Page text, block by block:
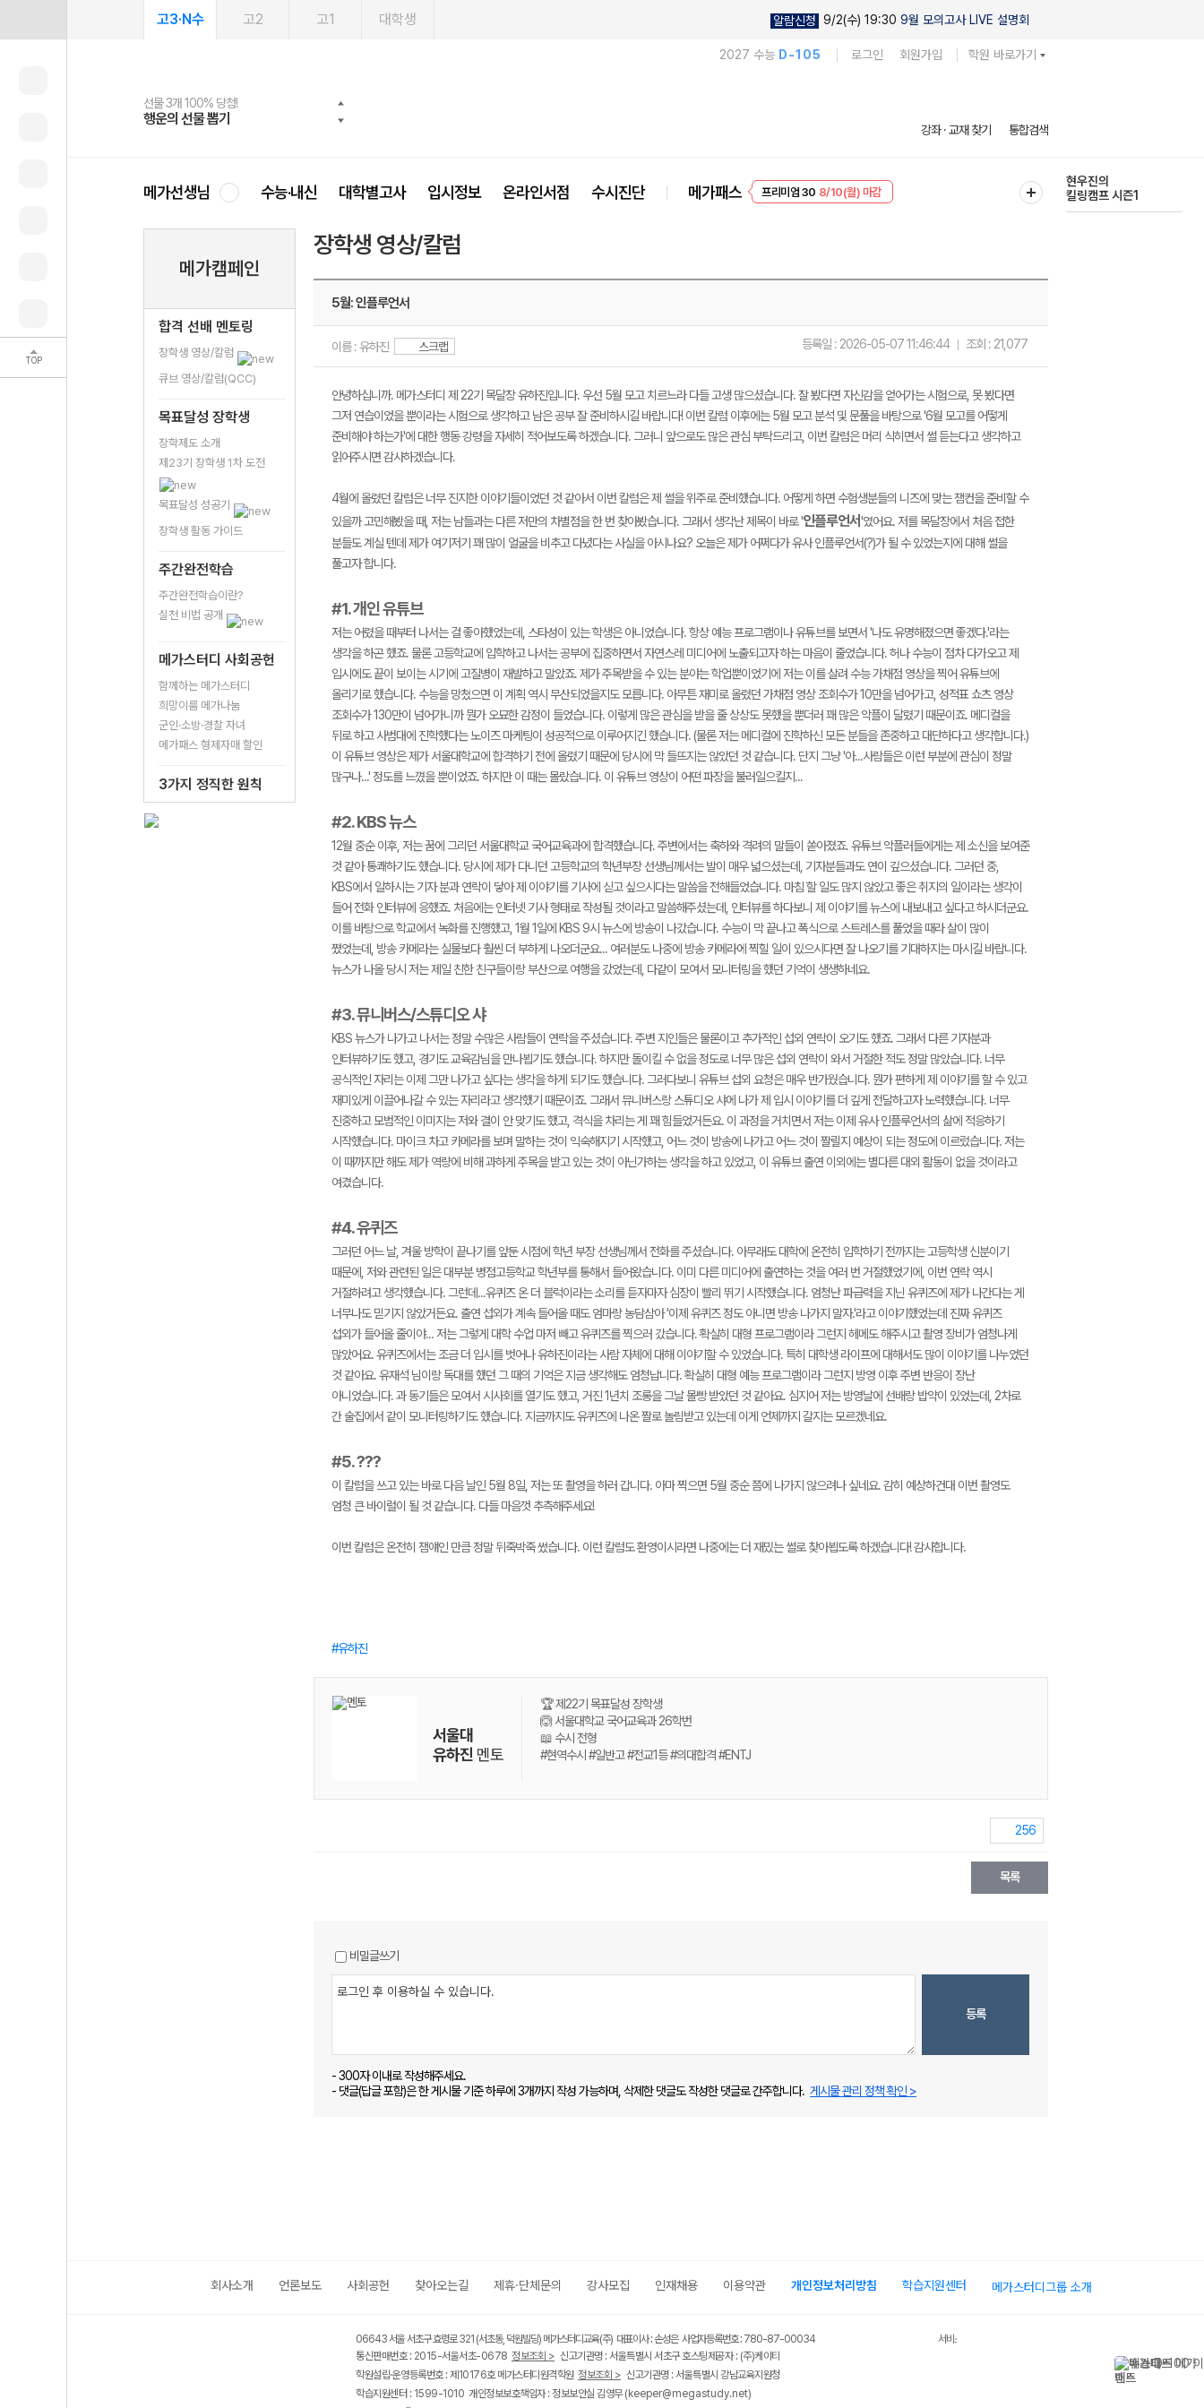
TOP
고3·N수 고2 고1 대학생 알람신청 9/2(수) 19:30 9월 모의고사 LIVE 설명회
2027 수능 D-105 로그인 회원가입 학원 바로가기
메가스터디
선물 3개 100% 당첨!
행운의 선물 뽑기
선물 100% 증정!
메가스터디 X 올리브
여름방학 스터디 캐시백
메가런 썸머스쿨
2027 러셀 단과
강사 공개선발
스마트러닝앱
설문 EVENT
메가패스
3일 무료 체험권
메가패스 수강생 무료혜택!
메가클럽 멤버십
사회공헌 캠페인
희망이룸 메가나눔
강좌 · 교재 찾기 통합검색
메가선생님 수능·내신 대학별고사 입시정보 온라인서점 수시진단 메가패스
프리미엄 30 8/10(월) 마감
현우진의
킬링캠프 시즌1
메가캠페인
합격 선배 멘토링
장학생 영상/칼럼
큐브 영상/칼럼(QCC)
목표달성 장학생
장학제도 소개
제23기 장학생 1차 도전
목표달성 성공기
장학생 활동 가이드
주간완전학습
주간완전학습이란?
실천 비법 공개
메가스터디 사회공헌
함께하는 메가스터디
희망이룸 메가나눔
군인·소방·경찰 자녀
메가패스 형제자매 할인
3가지 정직한 원칙
장학생 영상/칼럼
5월: 인플루언서
이름 : 유하진 스크랩 등록일 : 2026-05-07 11:46:44 조회 : 21,077
안녕하십니까. 메가스터디 제 22기 목달장 유하진입니다. 우선 5월 모고 치르느라 다들 고생 많으셨습니다. 잘 봤다면 자신감을 얻어가는 시험으로, 못 봤다면
그저 연습이었을 뿐이라는 시험으로 생각하고 남은 공부 잘 준비하시길 바랍니다! 이번 칼럼 이후에는 5월 모고 분석 및 문풀을 바탕으로 '6월 모고를 어떻게
준비해야 하는가'에 대한 행동 강령을 자세히 적어보도록 하겠습니다. 그러니 앞으로도 많은 관심 부탁드리고, 이번 칼럼은 머리 식히면서 썰 듣는다고 생각하고
읽어주시면 감사하겠습니다.
4월에 올렸던 칼럼은 너무 진지한 이야기들이었던 것 같아서 이번 칼럼은 제 썰을 위주로 준비했습니다. 어떻게 하면 수험생분들의 니즈에 맞는 잼컨을 준비할 수
있을까 고민해봤을 때, 저는 남들과는 다른 저만의 차별점을 한 번 찾아봤습니다. 그래서 생각난 제목이 바로 '인플루언서'였어요. 저를 목달장에서 처음 접한
분들도 계실 텐데 제가 여기저기 꽤 많이 얼굴을 비추고 다녔다는 사실을 아시나요? 오늘은 제가 어쩌다가 유사 인플루언서(?)가 될 수 있었는지에 대해 썰을
풀고자 합니다.
#1. 개인 유튜브
저는 어렸을 때부터 나서는 걸 좋아했었는데, 스타성이 있는 학생은 아니었습니다. 항상 예능 프로그램이나 유튜브를 보면서 '나도 유명해졌으면 좋겠다.'라는
생각을 하곤 했죠. 물론 고등학교에 입학하고 나서는 공부에 집중하면서 자연스레 미디어에 노출되고자 하는 마음이 줄었습니다. 허나 수능이 점차 다가오고 제
입시에도 끝이 보이는 시기에 고질병이 재발하고 말았죠. 제가 주목받을 수 있는 분야는 학업뿐이었기에 저는 이를 살려 수능 가채점 영상을 찍어 유튜브에
올리기로 했습니다. 수능을 망쳤으면 이 계획 역시 무산되었을지도 모릅니다. 아무튼 재미로 올렸던 가채점 영상 조회수가 10만을 넘어가고, 성적표 쇼츠 영상
조회수가 130만이 넘어가니까 뭔가 오묘한 감정이 들었습니다. 이렇게 많은 관심을 받을 줄 상상도 못했을 뿐더러 꽤 많은 악플이 달렸기 때문이죠. 메디컬을
뒤로 하고 사범대에 진학했다는 노이즈 마케팅이 성공적으로 이루어지긴 했습니다. (물론 저는 메디컬에 진학하신 모든 분들을 존중하고 대단하다고 생각합니다.)
이 유튜브 영상은 제가 서울대학교에 합격하기 전에 올렸기 때문에 당시에 막 들뜨지는 않았던 것 같습니다. 단지 그냥 '아...사람들은 이런 부분에 관심이 정말
많구나...' 정도를 느꼈을 뿐이었죠. 하지만 이 때는 몰랐습니다. 이 유튜브 영상이 어떤 파장을 불러일으킬지...
#2. KBS 뉴스
12월 중순 이후, 저는 꿈에 그리던 서울대학교 국어교육과에 합격했습니다. 주변에서는 축하와 격려의 말들이 쏟아졌죠. 유튜브 악플러들에게는 제 소신을 보여준
것 같아 통쾌하기도 했습니다. 당시에 제가 다니던 고등학교의 학년부장 선생님께서는 발이 매우 넓으셨는데, 기자분들과도 연이 깊으셨습니다. 그러던 중,
KBS에서 일하시는 기자 분과 연락이 닿아 제 이야기를 기사에 싣고 싶으시다는 말씀을 전해들었습니다. 마침 할 일도 많지 않았고 좋은 취지의 일이라는 생각이
들어 전화 인터뷰에 응했죠. 처음에는 인터넷 기사 형태로 작성될 것이라고 말씀해주셨는데, 인터뷰를 하다보니 제 이야기를 뉴스에 내보내고 싶다고 하시더군요.
이를 바탕으로 학교에서 녹화를 진행했고, 1월 1일에 KBS 9시 뉴스에 방송이 나갔습니다. 수능이 막 끝나고 폭식으로 스트레스를 풀었을 때라 살이 많이
쪘었는데, 방송 카메라는 실물보다 훨씬 더 부하게 나오더군요... 여러분도 나중에 방송 카메라에 찍힐 일이 있으시다면 잘 나오기를 기대하지는 마시길 바랍니다.
뉴스가 나올 당시 저는 제일 친한 친구들이랑 부산으로 여행을 갔었는데, 다같이 모여서 모니터링을 했던 기억이 생생하네요.
#3. 뮤니버스/스튜디오 샤
KBS 뉴스가 나가고 나서는 정말 수많은 사람들이 연락을 주셨습니다. 주변 지인들은 물론이고 추가적인 섭외 연락이 오기도 했죠. 그래서 다른 기자분과
인터뷰하기도 했고, 경기도 교육감님을 만나뵙기도 했습니다. 하지만 돌이킬 수 없을 정도로 너무 많은 섭외 연락이 와서 거절한 적도 정말 많았습니다. 너무
공식적인 자리는 이제 그만 나가고 싶다는 생각을 하게 되기도 했습니다. 그러다보니 유튜브 섭외 요청은 매우 반가웠습니다. 뭔가 편하게 제 이야기를 할 수 있고
재미있게 이끌어나갈 수 있는 자리라고 생각했기 때문이죠. 그래서 뮤니버스랑 스튜디오 샤에 나가 제 입시 이야기를 더 깊게 전달하고자 노력했습니다. 너무
진중하고 모범적인 이미지는 저와 결이 안 맞기도 했고, 격식을 차리는 게 꽤 힘들었거든요. 이 과정을 거치면서 저는 이제 유사 인플루언서의 삶에 적응하기
시작했습니다. 마이크 차고 카메라를 보며 말하는 것이 익숙해지기 시작했고, 어느 것이 방송에 나가고 어느 것이 짤릴지 예상이 되는 정도에 이르렀습니다. 저는
이 때까지만 해도 제가 역량에 비해 과하게 주목을 받고 있는 것이 아닌가하는 생각을 하고 있었고, 이 유튜브 출연 이외에는 별다른 대외 활동이 없을 것이라고
여겼습니다.
#4. 유퀴즈
그러던 어느 날, 겨울 방학이 끝나기를 앞둔 시점에 학년 부장 선생님께서 전화를 주셨습니다. 아무래도 대학에 온전히 입학하기 전까지는 고등학생 신분이기
때문에, 저와 관련된 일은 대부분 병점고등학교 학년부를 통해서 들어왔습니다. 이미 다른 미디어에 출연하는 것을 여러 번 거절했었기에, 이번 연락 역시
거절하려고 생각했습니다. 그런데...유퀴즈 온 더 블럭이라는 소리를 듣자마자 심장이 빨리 뛰기 시작했습니다. 엄청난 파급력을 지닌 유퀴즈에 제가 나간다는 게
너무나도 믿기지 않았거든요. 출연 섭외가 계속 들어올 때도 엄마랑 농담삼아 '이제 유퀴즈 정도 아니면 방송 나가지 말자.'라고 이야기했었는데 진짜 유퀴즈
섭외가 들어올 줄이야... 저는 그렇게 대학 수업 마저 빼고 유퀴즈를 찍으러 갔습니다. 확실히 대형 프로그램이라 그런지 헤메도 해주시고 촬영 장비가 엄청나게
많았어요. 유퀴즈에서는 조금 더 입시를 벗어나 유하진이라는 사람 자체에 대해 이야기할 수 있었습니다. 특히 대학생 라이프에 대해서도 많이 이야기를 나누었던
것 같아요. 유재석 님이랑 독대를 했던 그 때의 기억은 지금 생각해도 엄청납니다. 확실히 대형 예능 프로그램이라 그런지 방영 이후 주변 반응이 장난
아니었습니다. 과 동기들은 모여서 시사회를 열기도 했고, 거진 1년치 조롱을 그날 몰빵 받았던 것 같아요. 심지어 저는 방영날에 선배랑 밥약이 있었는데, 2차로
간 술집에서 같이 모니터링하기도 했습니다. 지금까지도 유퀴즈에 나온 짤로 놀림받고 있는데 이게 언제까지 갈지는 모르겠네요.
#5. ???
이 칼럼을 쓰고 있는 바로 다음 날인 5월 8일, 저는 또 촬영을 하러 갑니다. 아마 찍으면 5월 중순 쯤에 나가지 않으려나 싶네요. 감히 예상하건대 이번 촬영도
엄청 큰 바이럴이 될 것 같습니다. 다들 마음껏 추측해주세요!
이번 칼럼은 온전히 잼얘인 만큼 정말 뒤죽박죽 썼습니다. 이런 칼럼도 환영이시라면 나중에는 더 재밌는 썰로 찾아뵙도록 하겠습니다! 감사합니다.
유하진
서울대
유하진 멘토
🏆 제22기 목표달성 장학생
🙆 서울대학교 국어교육과 26학번
📖 수시 전형
#현역수시 #일반고 #전교1등 #의대합격 #ENTJ
256
목록
비밀글쓰기
등록
- 300자 이내로 작성해주세요.
- 댓글(답글 포함)은 한 게시물 기준 하루에 3개까지 작성 가능하며, 삭제한 댓글도 작성한 댓글로 간주합니다. 게시물 관리 정책 확인 >
회사소개 언론보도 사회공헌 찾아오는길 제휴·단체문의 강사모집 인재채용 이용약관 개인정보처리방침 학습지원센터 메가스터디그룹 소개
06643 서울 서초구 효령로 321 (서초동, 덕원빌딩) 메가스터디교육(주) 대표이사 : 손성은 사업자등록번호 : 780-87-00034
통신판매번호 : 2015-서울서초-0678 정보조회 > 신고기관명 : 서울특별시 서초구 호스팅제공자 : (주)케이티
학원설립·운영등록번호 : 제10176호 메가스터디원격학원 정보조회 > 신고기관명 : 서울특별시 강남교육지원청
학습지원센터 : 1599-1010 개인정보보호책임자 : 정보보안실 김영무(keeper@megastudy.net)
서비스 가입사실 확인